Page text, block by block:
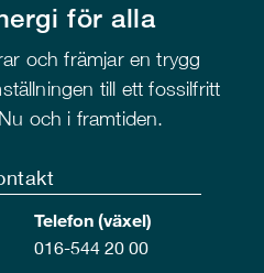
för alla
och främjar en trygg
till ett fossilfritt
och i framtiden.
Telefon (växel)
016-544 20 00